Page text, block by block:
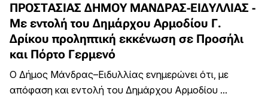
ΠΡΟΣΤΑΣΙΑΣ ΔΗΜΟΥ ΜΑΝΔΡΑΣ-ΕΙΔΥΛΛΙΑΣ -
Με εντολή του Δημάρχου Αρμοδίου Γ.
Δρίκου προληπτική εκκένωση σε Προσήλι
και Πόρτο Γερμενό
Ο Δήμος Μάνδρας–Ειδυλλίας ενημερώνει ότι, με
απόφαση και εντολή του Δημάρχου Αρμοδίου ...